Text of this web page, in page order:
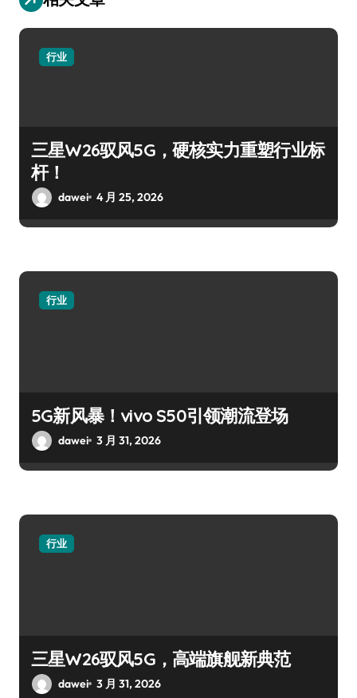
行业
三星W26驭风5G，硬核实力重塑行业标
杆！
dawei 4 月 25, 2026
行业
5G新风暴！vivo S50引领潮流登场
dawei 3 月 31, 2026
行业
三星W26驭风5G，高端旗舰新典范
dawei 3 月 31, 2026